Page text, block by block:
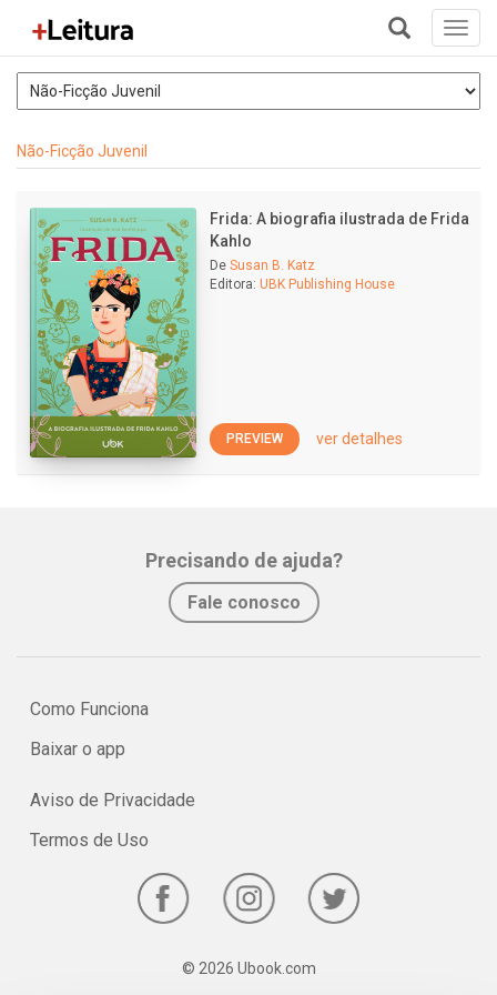
+
Não-Ficção Juvenil
Frida: A biografia ilustrada de Frida
Kahlo
De Susan B. Katz
Editora: UBK Publishing House
PREVIEW ver detalhes
Precisando de ajuda?
Fale conosco
Como Funciona
Baixar o app
Aviso de Privacidade
Termos de Uso
© 2026 Ubook.com